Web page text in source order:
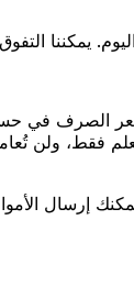
الصرف في
فقط، ولن